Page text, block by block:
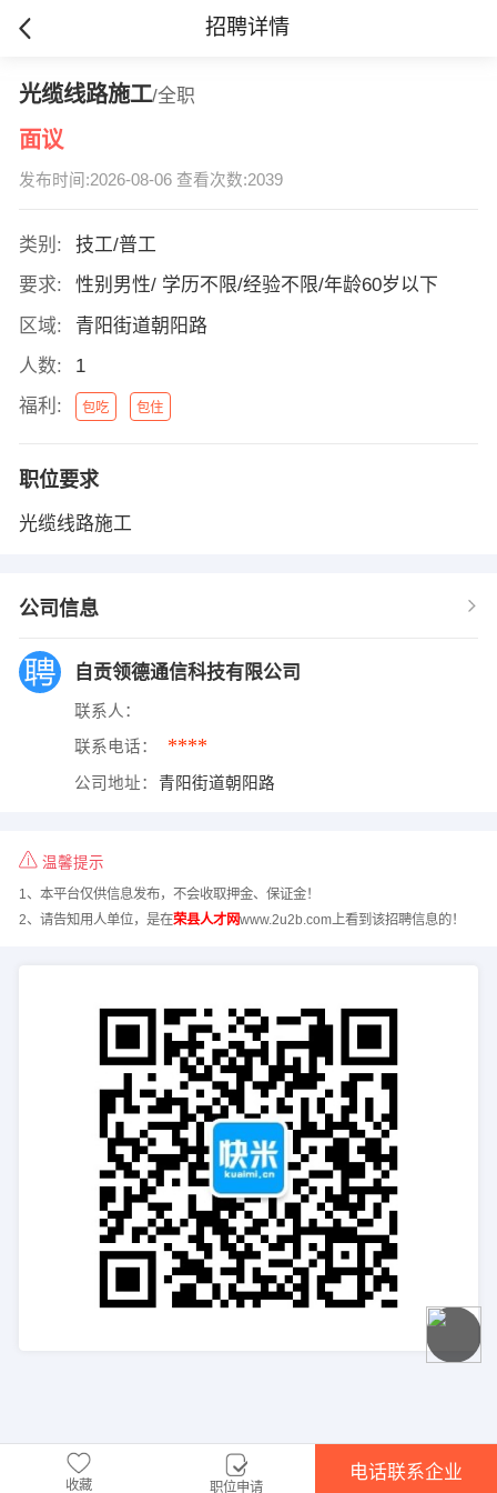
招聘详情
光缆线路施工/全职
面议
发布时间:2026-08-06 查看次数:2039
类别:
技工/普工
要求:
性别男性/ 学历不限/经验不限/年龄60岁以下
区域:
青阳街道朝阳路
人数:
1
福利:
包吃 包住
职位要求
光缆线路施工
公司信息
自贡领德通信科技有限公司
联系人：
联系电话： ****
公司地址： 青阳街道朝阳路
温馨提示
1、本平台仅供信息发布，不会收取押金、保证金！
2、请告知用人单位，是在荣县人才网www.2u2b.com上看到该招聘信息的！
收藏 职位申请
电话联系企业